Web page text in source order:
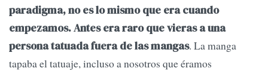
paradigma, no es lo mismo que era cuando
empezamos. Antes era raro que vieras a una
persona tatuada fuera de las mangas. La manga
tapaba el tatuaje, incluso a nosotros que éramos